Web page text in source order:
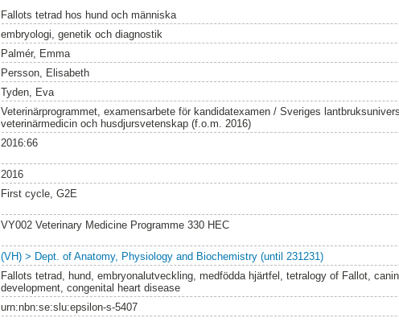
Fallots tetrad hos hund och människa
embryologi, genetik och diagnostik
Palmér, Emma
Persson, Elisabeth
Tyden, Eva
Veterinärprogrammet, examensarbete för kandidatexamen / Sveriges
veterinärmedicin och husdjursvetenskap (f.o.m. 2016)
2016:66
2016
First cycle, G2E
VY002 Veterinary Medicine Programme 330 HEC
(VH) > Dept. of Anatomy, Physiology and Biochemistry (until 231231)
Fallots tetrad, hund, embryonalutveckling, medfödda hjärtfel, tetralogy of Fallot,
development, congenital heart disease
urn:nbn:se:slu:epsilon-s-5407